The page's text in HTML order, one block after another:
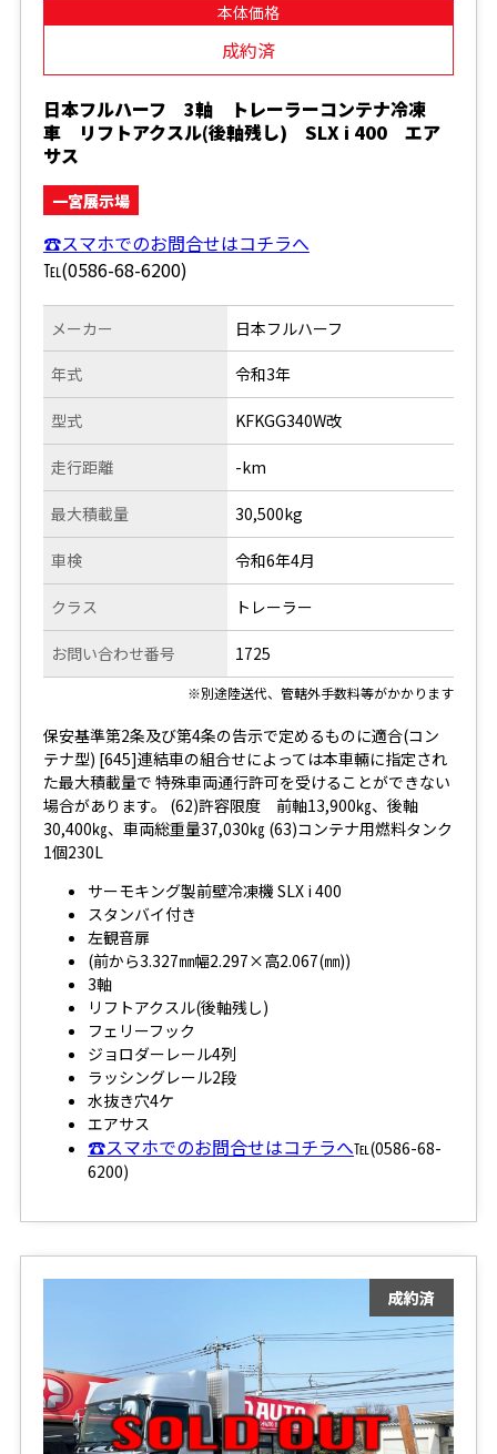
本体価格
成約済
日本フルハーフ 3軸 トレーラーコンテナ冷凍
車 リフトアクスル(後軸残し) SLX i 400 エア
サス
一宮展示場
☎スマホでのお問合せはコチラへ
℡(0586-68-6200)
メーカー
年式
型式
走行距離
日本フルハーフ
令和3年
KFKGG340W改
-km
最大積載量
車検
クラス
お問い合わせ番号
30,500kg
令和6年4月
トレーラー
1725
※別途陸送代、管轄外手数料等がかかります
保安基準第2条及び第4条の告示で定めるものに適合(コン
テナ型) [645]連結車の組合せによっては本車輛に指定され
た最大積載量で 特殊車両通行許可を受けることができない
場合があります。 (62)許容限度 前軸13,900㎏、後軸
30,400㎏、車両総重量37,030㎏ (63)コンテナ用燃料タンク
1個230L
サーモキング製前壁冷凍機 SLX i 400
スタンバイ付き
左観音扉
(前から3.327㎜幅2.297×高2.067(㎜))
3軸
リフトアクスル(後軸残し)
フェリーフック
ジョロダーレール4列
ラッシングレール2段
水抜き穴4ケ
エアサス
☎スマホでのお問合せはコチラへ℡(0586-68-
6200)